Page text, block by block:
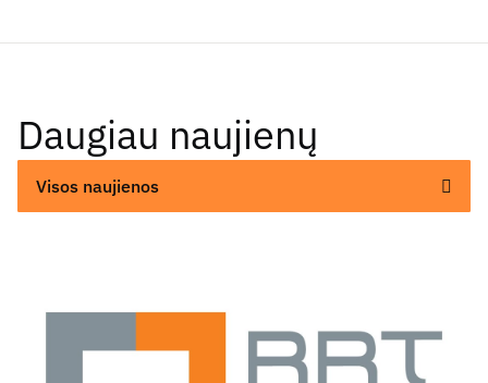
Daugiau naujienų
Visos naujienos